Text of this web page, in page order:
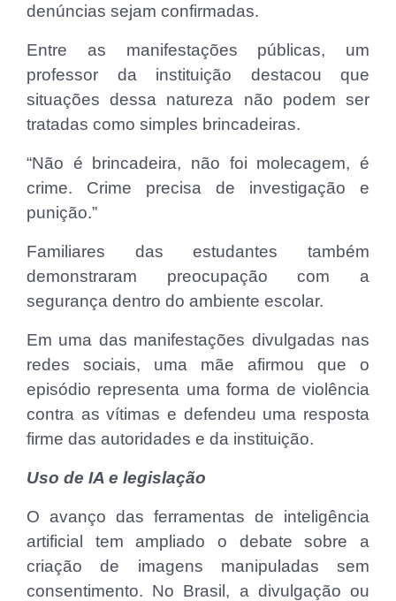
denúncias sejam confirmadas.
Entre as manifestações públicas, um
professor da instituição destacou que
situações dessa natureza não podem ser
tratadas como simples brincadeiras.
“Não é brincadeira, não foi molecagem, é
crime. Crime precisa de investigação e
punição.”
Familiares das estudantes também
demonstraram preocupação com a
segurança dentro do ambiente escolar.
Em uma das manifestações divulgadas nas
redes sociais, uma mãe afirmou que o
episódio representa uma forma de violência
contra as vítimas e defendeu uma resposta
firme das autoridades e da instituição.
Uso de IA e legislação
O avanço das ferramentas de inteligência
artificial tem ampliado o debate sobre a
criação de imagens manipuladas sem
consentimento. No Brasil, a divulgação ou